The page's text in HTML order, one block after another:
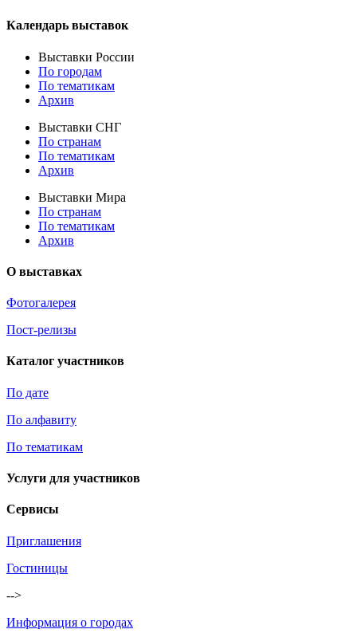
Календарь выставок
Выставки России
По городам
По тематикам
Архив
Выставки СНГ
По странам
По тематикам
Архив
Выставки Мира
По странам
По тематикам
Архив
О выставках
Фотогалерея
Пост-релизы
Каталог участников
По дате
По алфавиту
По тематикам
Услуги для участников
Сервисы
Приглашения
Гостиницы
-->
Информация о городах